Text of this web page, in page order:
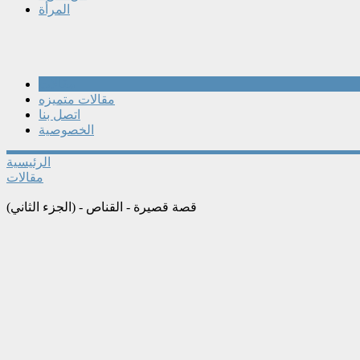
المرأة
مقالات متميزه
اتصل بنا
الخصوصية
الرئيسية
مقالات
قصة قصيرة - القناص - (الجزء الثاني)